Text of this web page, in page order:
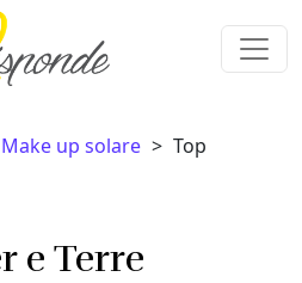
Make up solare
Top
e Terre